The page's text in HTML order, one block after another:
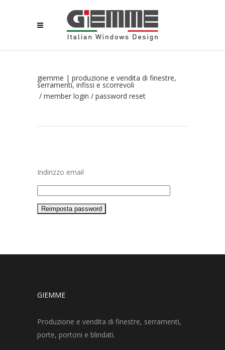
giemme | produzione e vendita di finestre,
serramenti, infissi e scorrevoli
/ member login / password reset
Indirizzo email
GIEMME
Produzione e vendita di finestre, serramenti,
porte, portoni e blindati.